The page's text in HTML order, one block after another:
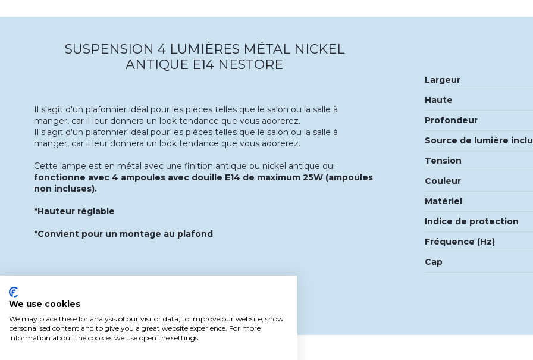
SUSPENSION 4 LUMIÈRES MÉTAL NICKEL
ANTIQUE E14 NESTORE
Il s'agit d'un plafonnier idéal pour les pièces telles que le salon ou la salle à
manger, car il leur donnera un look tendance que vous adorerez.
Il s'agit d'un plafonnier idéal pour les pièces telles que le salon ou la salle à
manger, car il leur donnera un look tendance que vous adorerez.
Cette lampe est en métal avec une finition antique ou nickel antique qui
fonctionne avec 4 ampoules avec douille E14 de maximum 25W (ampoules
non incluses).
*Hauteur réglable
*Convient pour un montage au plafond
Largeur
Haute
Profondeur
Source de lumière
Tension
Couleur
Matériel
Indice de protection
Fréquence (Hz)
Cap
We use cookies
We may place these for analysis of our visitor data, to improve our website, show
personalised content and to give you a great website experience. For more
information about the cookies we use open the settings.